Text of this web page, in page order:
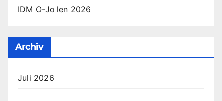
IDM O-Jollen 2026
Archiv
Juli 2026